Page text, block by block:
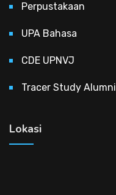
Perpustakaan
UPA Bahasa
CDE UPNVJ
Tracer Study Alumni
Lokasi